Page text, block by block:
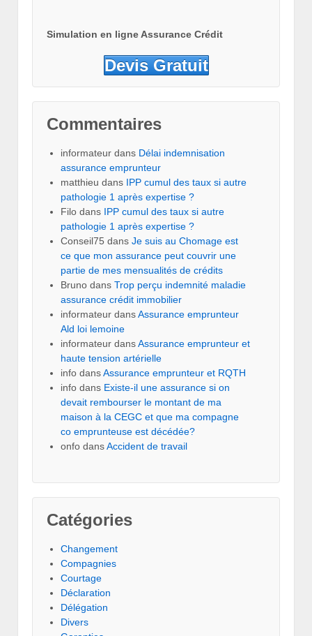
Simulation en ligne Assurance Crédit
Devis Gratuit
Commentaires
informateur dans Délai indemnisation
assurance emprunteur
matthieu dans IPP cumul des taux si autre
pathologie 1 après expertise ?
Filo dans IPP cumul des taux si autre
pathologie 1 après expertise ?
Conseil75 dans Je suis au Chomage est
ce que mon assurance peut couvrir une
partie de mes mensualités de crédits
Bruno dans Trop perçu indemnité maladie
assurance crédit immobilier
informateur dansAssurance emprunteur
Ald loi lemoine
informateur dansAssurance emprunteur et
haute tension artérielle
info dansAssurance emprunteur et RQTH
info dans Existe-il une assurance si on
devait rembourser le montant de ma
maison à la CEGC et que ma compagne
co emprunteuse est décédée?
onfo dansAccident de travail
Catégories
Changement
Compagnies
Courtage
Déclaration
Délégation
Divers